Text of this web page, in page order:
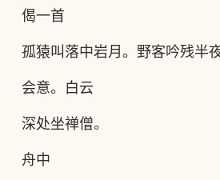
偈一首
孤猿叫落中岩月。野客吟残半
会意。白云
深处坐禅僧。
舟中